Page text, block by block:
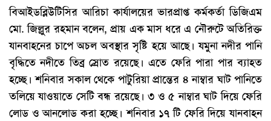
বিআইডব্লিউটিসির আরিচা কার্যালয়ের ভারপ্রাপ্ত কর্মকর্তা ডিজিএম
মো. জিল্লুর রহমান বলেন, প্রায় এক মাস ধরে এ নৌরুটে অতিরিক্ত
যানবাহনের চাপে অচল অবস্থার সৃষ্টি হয়ে আছে। যমুনা নদীর পানি
বৃদ্ধিতে নদীতে তিব্র স্রোত রয়েছে। এতে ফেরি পারা পার ব্যাহত
হচ্ছে। শনিবার সকাল থেকে পাটুরিয়া প্রান্তের ৪ নাম্বার ঘাট পানিতে
তলিয়ে যাওয়াতে সেটি বন্ধ রয়েছে। ৩ ও ৫ নাম্বার ঘাট দিয়ে ফেরি
লোড ও আনলোড করা হচ্ছে। শনিবার ১৭ টি ফেরি দিয়ে যানবাহন